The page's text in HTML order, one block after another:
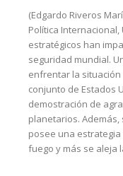
(Edgardo Riveros
Política
estratégicos han
seguridad mundial.
enfrentar la situación
conjunto de Estados
demostración de
planetarios.
posee una
fuego y más se aleja